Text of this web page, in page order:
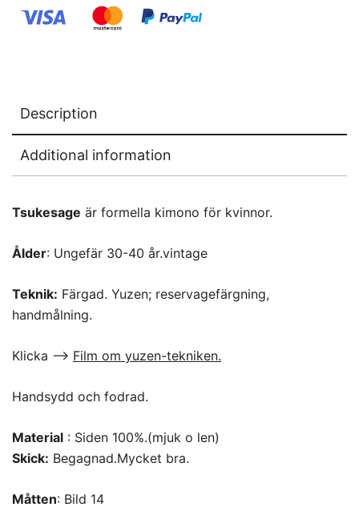
Description
Additional information
Tsukesage är formella kimono för kvinnor.
Ålder: Ungefär 30-40 år.vintage
Teknik: Färgad. Yuzen; reservagefärgning,
handmålning.
Klicka –> Film om yuzen-tekniken.
Handsydd och fodrad.
Material : Siden 100%.(mjuk o len)
Skick: Begagnad.Mycket bra.
Måtten: Bild 14